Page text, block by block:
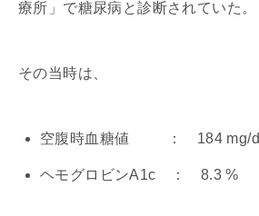
療所」で糖尿病と診断されていた。
その当時は、
空腹時血糖値 ： 184 mg/dl
ヘモグロビンA1c ： 8.3 %